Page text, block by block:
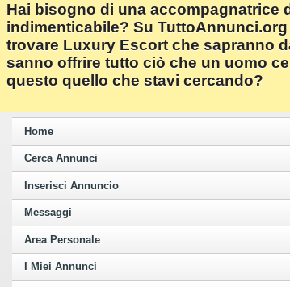
Hai bisogno di una accompagnatrice
indimenticabile? Su
trovare Luxury Escort che sapranno
sanno offrire tutto ciò che un uomo
questo quello che stavi cercando?
Home
Cerca Annunci
Inserisci Annuncio
Messaggi
Area Personale
I Miei Annunci